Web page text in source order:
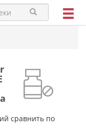
сравнить по